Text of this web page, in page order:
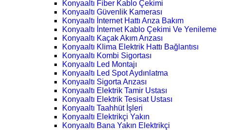
Konyaaltı Fiber Kablo Çekimi
Konyaaltı Güvenlik Kamerası
Konyaaltı İnternet Hattı Arıza Bakım
Konyaaltı İnternet Kablo Çekimi Ve Yenileme
Konyaaltı Kaçak Akım Arızası
Konyaaltı Klima Elektrik Hattı Bağlantısı
Konyaaltı Kombi Sigortası
Konyaaltı Led Montajı
Konyaaltı Led Spot Aydınlatma
Konyaaltı Sigorta Arızası
Konyaaltı Elektrik Tamir Ustası
Konyaaltı Elektrik Tesisat Ustası
Konyaaltı Taahhüt İşleri
Konyaaltı Elektrikçi Yakın
Konyaaltı Bana Yakın Elektrikçi